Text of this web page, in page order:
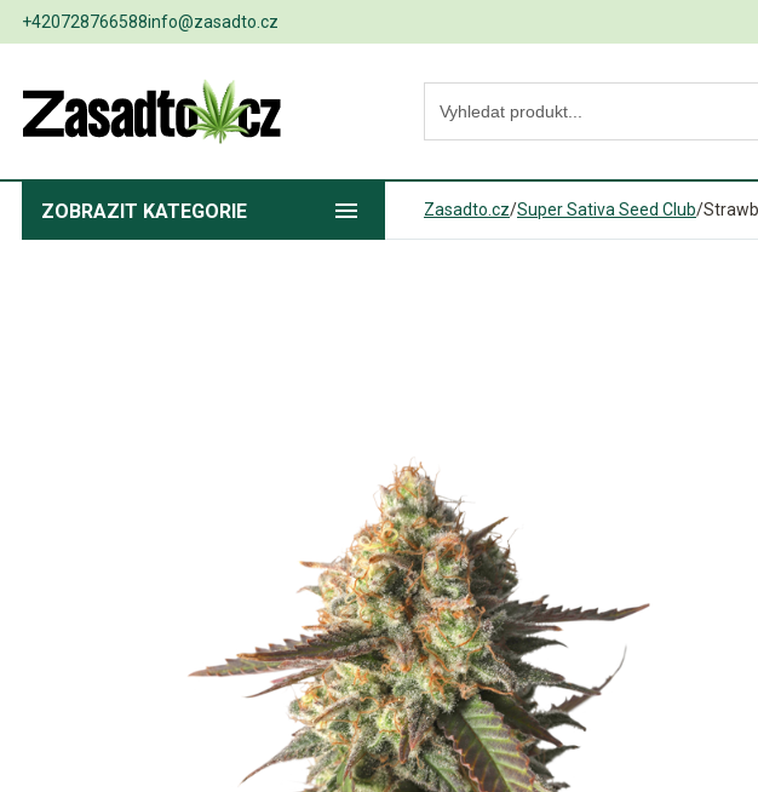
+420728766588info@zasadto.cz
ZOBRAZIT KATEGORIE Zasadto.cz/Super Sativa Seed Club/